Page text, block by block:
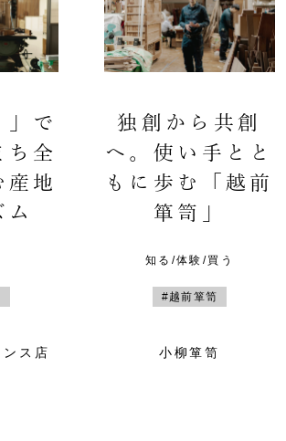
」で
ち全
産地
ム
ス店
独創から共創
へ。使い手とと
もに歩む「越前
箪笥」
知る/体験/買う
#越前箪笥
小柳箪笥